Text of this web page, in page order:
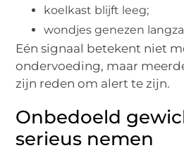
koelkast blijft leeg;
wondjes genezen
Eén signaal betekent niet
ondervoeding, maar
zijn reden om alert te zijn.
Onbedoeld
serieus nemen